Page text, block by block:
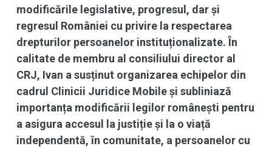
modificările legislative, progresul, dar și
regresul României cu privire la respectarea
drepturilor persoanelor instituționalizate. În
calitate de membru al consiliului director al
CRJ, Ivan a susținut organizarea echipelor din
cadrul Clinicii Juridice Mobile și subliniază
importanța modificării legilor românești pentru
a asigura accesul la justiție și la o viață
independentă, în comunitate, a persoanelor cu